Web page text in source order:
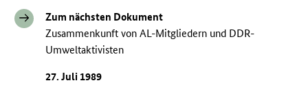
Zum nächsten Dokument
Zusammenkunft von AL-Mitgliedern und DDR-
Umweltaktivisten
27. Juli 1989